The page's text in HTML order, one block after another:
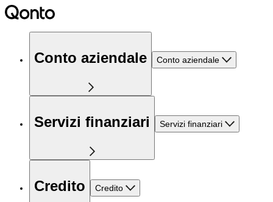
Conto aziendale Conto aziendale
Servizi finanziari Servizi finanziari
Credito Credito